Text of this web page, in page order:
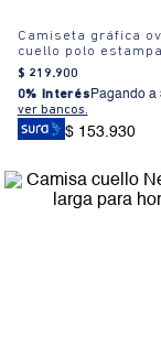
Camiseta gráfica
cuello polo
$ 219.900
0% Interés Pagando a
ver bancos.
$ 153.930